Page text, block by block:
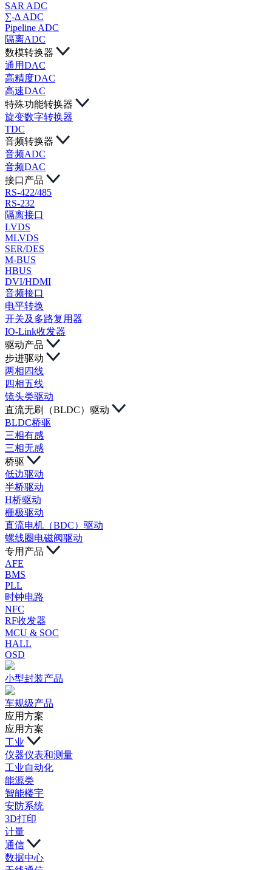
SAR ADC
∑-Δ ADC
Pipeline ADC
隔离ADC
数模转换器
通用DAC
高精度DAC
高速DAC
特殊功能转换器
旋变数字转换器
TDC
音频转换器
音频ADC
音频DAC
接口产品
RS-422/485
RS-232
隔离接口
LVDS
MLVDS
SER/DES
M-BUS
HBUS
DVI/HDMI
音频接口
电平转换
开关及多路复用器
IO-Link收发器
驱动产品
步进驱动
两相四线
四相五线
镜头类驱动
直流无刷（BLDC）驱动
BLDC桥驱
三相有感
三相无感
桥驱
低边驱动
半桥驱动
H桥驱动
栅极驱动
直流电机（BDC）驱动
螺线圈电磁阀驱动
专用产品
AFE
BMS
PLL
时钟电路
NFC
RF收发器
MCU & SOC
HALL
OSD
小型封装产品
车规级产品
应用方案
应用方案
工业
仪器仪表和测量
工业自动化
能源类
智能楼宇
安防系统
3D打印
计量
通信
数据中心